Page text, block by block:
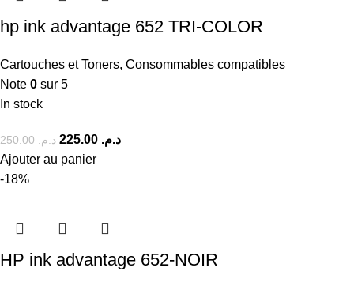
hp ink advantage 652 TRI-COLOR
Cartouches et Toners, Consommables compatibles
Note 0 sur 5
In stock
د.م.250.00 د.م.
Ajouter au panier
-18%
HP ink advantage 652-NOIR